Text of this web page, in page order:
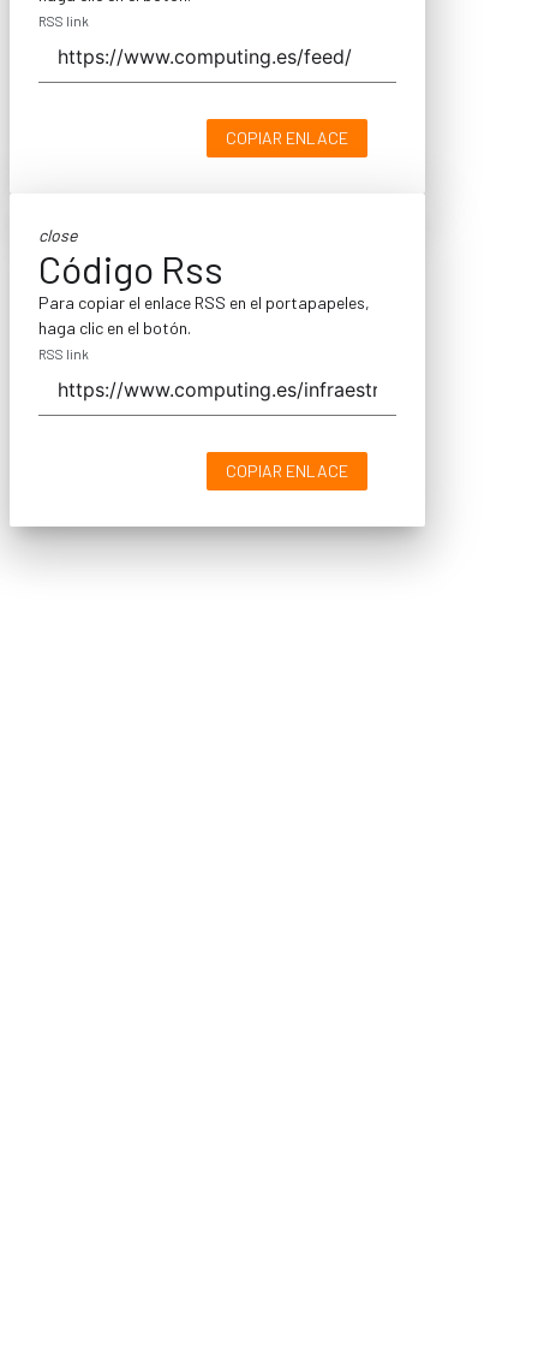
RSS link
COPIAR ENLACE
close
Código Rss
Para copiar el enlace RSS en el portapapeles,
haga clic en el botón.
RSS link
COPIAR ENLACE